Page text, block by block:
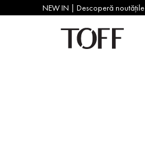
NEW IN | Descoperă noutățile